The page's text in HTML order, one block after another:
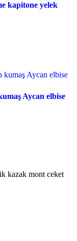
kapitone yelek
Aycan elbise
kazak mont ceket